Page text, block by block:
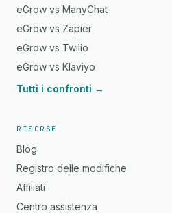
eGrow vs ManyChat
eGrow vs Zapier
eGrow vs Twilio
eGrow vs Klaviyo
Tutti i confronti →
RISORSE
Blog
Registro delle modifiche
Affiliati
Centro assistenza